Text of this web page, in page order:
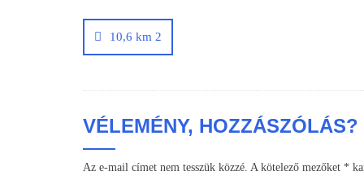
navigáció
10,6 km 2
VÉLEMÉNY, HOZZÁSZÓLÁS?
Az e-mail címet nem tesszük közzé. A kötelező mezőket *